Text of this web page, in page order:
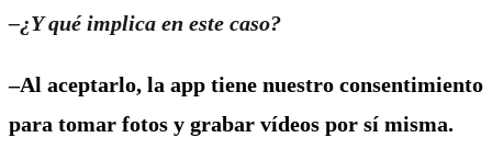
–¿Y qué implica en este caso?
–Al aceptarlo, la app tiene nuestro consentimiento
para tomar fotos y grabar vídeos por sí misma.